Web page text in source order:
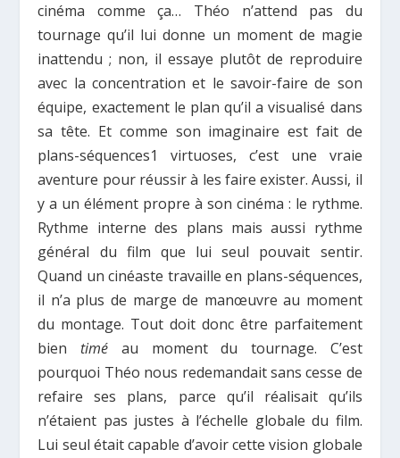
cinéma comme ça… Théo n’attend pas du
tournage qu’il lui donne un moment de magie
inattendu ; non, il essaye plutôt de reproduire
avec la concentration et le savoir-faire de son
équipe, exactement le plan qu’il a visualisé dans
sa tête. Et comme son imaginaire est fait de
plans-séquences1
virtuoses, c’est une vraie
aventure pour réussir à les faire exister. Aussi, il
y a un élément propre à son cinéma : le rythme.
Rythme interne des plans mais aussi rythme
général du film que lui seul pouvait sentir.
Quand un cinéaste travaille en plans-séquences,
il n’a plus de marge de manœuvre au moment
du montage. Tout doit donc être parfaitement
bien timé au moment du tournage. C’est
pourquoi Théo nous redemandait sans cesse de
refaire ses plans, parce qu’il réalisait qu’ils
n’étaient pas justes à l’échelle globale du film.
Lui seul était capable d’avoir cette vision globale